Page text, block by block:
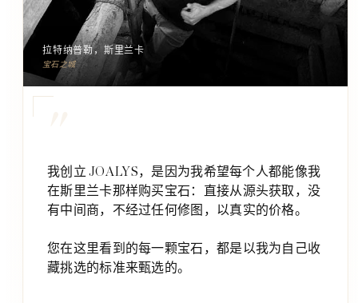
我创立 JOALYS，是因为我希望每个人都能像我
在斯里兰卡那样购买宝石：直接从源头获取，没
有中间商，不经过任何修图，以真实的价格。
您在这里看到的每一颗宝石，都是以我为自己收
藏挑选的标准来甄选的。
拉特纳普勒，斯里兰卡
宝石之城